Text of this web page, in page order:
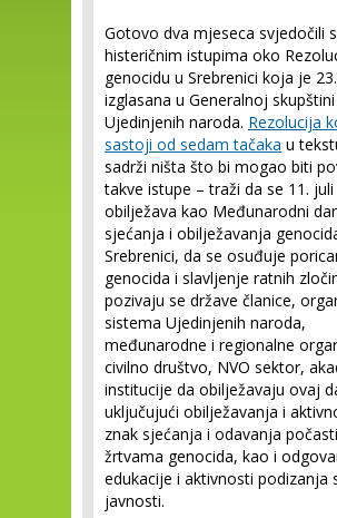
Gotovo dva mjeseca svjedočili
histeričnim istupima oko
genocidu u Srebrenici koja je
izglasana u Generalnoj skupštini
Ujedinjenih naroda. Rezolucija
sastoji od sedam tačaka u
sadrži ništa što bi mogao biti
takve istupe – traži da se 11. juli
obilježava kao Međunarodni
sjećanja i obilježavanja
Srebrenici, da se osuđuje
genocida i slavljenje ratnih
pozivaju se države članice,
sistema Ujedinjenih naroda,
međunarodne i regionalne
civilno društvo, NVO sektor,
institucije da obilježavaju ovaj
uključujući obilježavanja i
znak sjećanja i odavanja počasti
žrtvama genocida, kao i
edukacije i aktivnosti podizanja
javnosti.